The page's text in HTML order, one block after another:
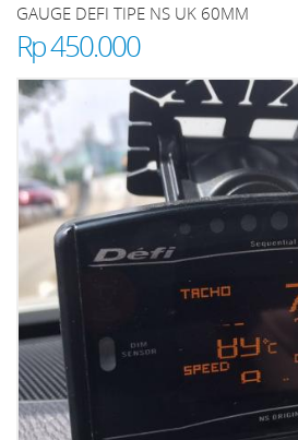
GAUGE DEFI TIPE NS UK 60MM
Rp 450.000